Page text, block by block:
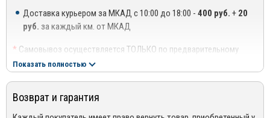
Эстетичность – изделия создаются с учетом современных
Прочность – нержавеющая сталь высшего класса способна
выдерживать значительные механические и
Износостойкость – аксессуары не боятся воздействия
Доставка курьером за МКАД с 10:00 до 18:00 - 400 руб. + 20
руб. за каждый км. от МКАД
* Самовывоз осуществляется ТОЛЬКО по предварительному
согласованию с менеджером!
проходная ТЦ или БЦ).
***Доставка до квартиры/офиса платная: + 100 руб. за заказ
Показать полностью
Возврат и гарантия